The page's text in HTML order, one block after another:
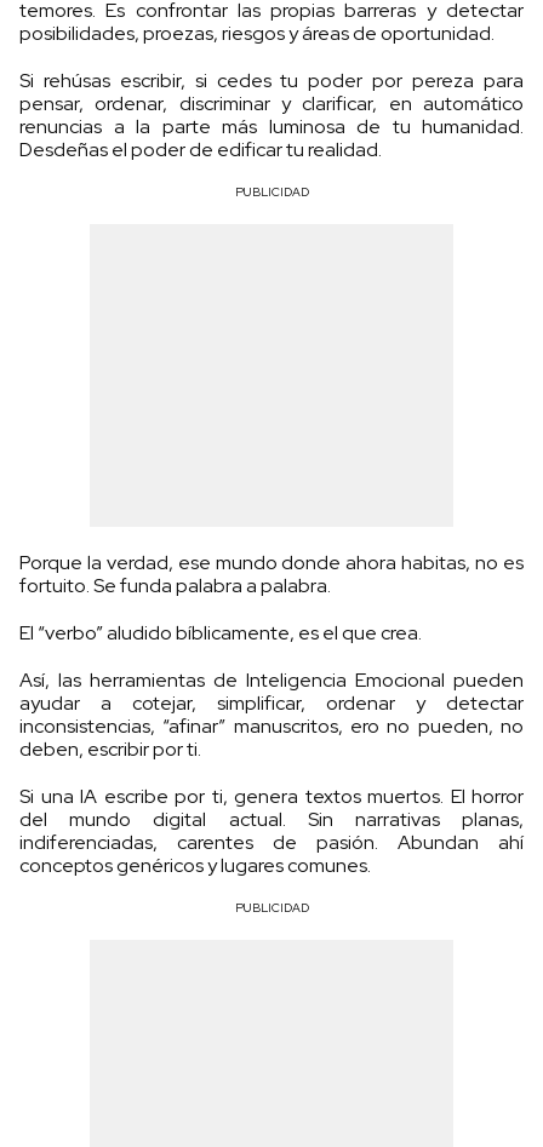
temores. Es confrontar las propias barreras y detectar
posibilidades, proezas, riesgos y áreas de oportunidad.
Si rehúsas escribir, si cedes tu poder por pereza para
pensar, ordenar, discriminar y clarificar, en automático
renuncias a la parte más luminosa de tu humanidad.
Desdeñas el poder de edificar tu realidad.
PUBLICIDAD
Porque la verdad, ese mundo donde ahora habitas, no es
fortuito. Se funda palabra a palabra.
El “verbo” aludido bíblicamente, es el que crea.
Así, las herramientas de Inteligencia Emocional pueden
ayudar a cotejar, simplificar, ordenar y detectar
inconsistencias, “afinar” manuscritos, ero no pueden, no
deben, escribir por ti.
Si una IA escribe por ti, genera textos muertos. El horror
del mundo digital actual. Sin narrativas planas,
indiferenciadas, carentes de pasión. Abundan ahí
conceptos genéricos y lugares comunes.
PUBLICIDAD